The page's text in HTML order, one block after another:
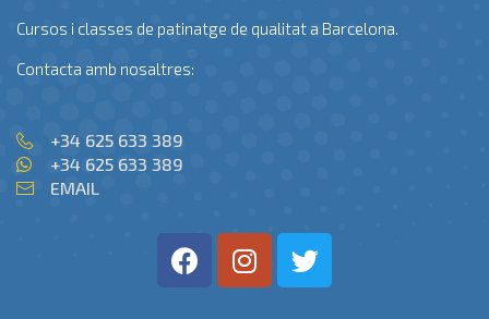
Cursos i classes de patinatge de qualitat a Barcelona.
Contacta amb nosaltres:
+34 625 633 389
+34 625 633 389
EMAIL